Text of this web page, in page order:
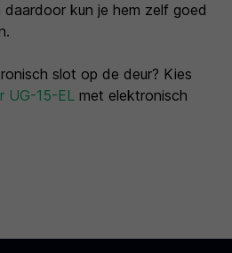
kun je hem zelf goed
slot op de deur? Kies
UG-15-EL met elektronisch